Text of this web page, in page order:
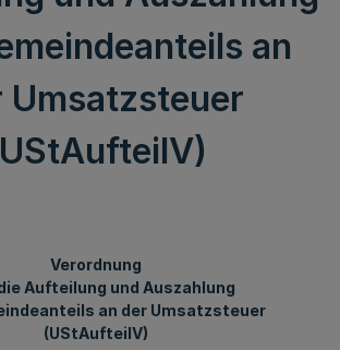
an
Umsatzsteuer
Verordnung
Aufteilung und Auszahlung
an der Umsatzsteuer
(UStAufteilV)